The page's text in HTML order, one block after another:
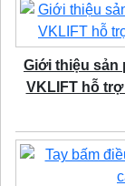
Giới thiệu sản
VKLIFT hỗ